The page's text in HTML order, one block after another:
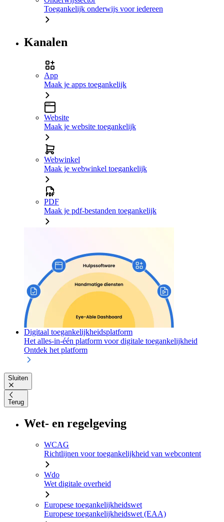
Toegankelijk onderwijs voor iedereen
Kanalen
App
Maak je apps toegankelijk
Website
Maak je website toegankelijk
Webwinkel
Maak je webwinkel toegankelijk
PDF
Maak je pdf-bestanden toegankelijk
Digitaal toegankelijkheidsplatform
Het alles-in-één platform voor digitale toegankelijkheid
Ontdek het platform
Sluiten
Terug
Wet- en regelgeving
WCAG
Richtlijnen voor toegankelijkheid van webcontent
Wdo
Wet digitale overheid
Europese toegankelijkheidswet
Europese toegankelijkheidswet (EAA)